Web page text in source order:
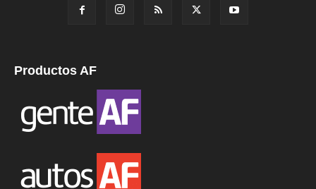
Productos AF